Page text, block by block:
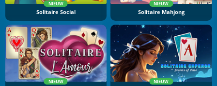
NIEUW
Solitaire Social
NIEUW
Solitaire Mahjong
NIEUW NIEUW